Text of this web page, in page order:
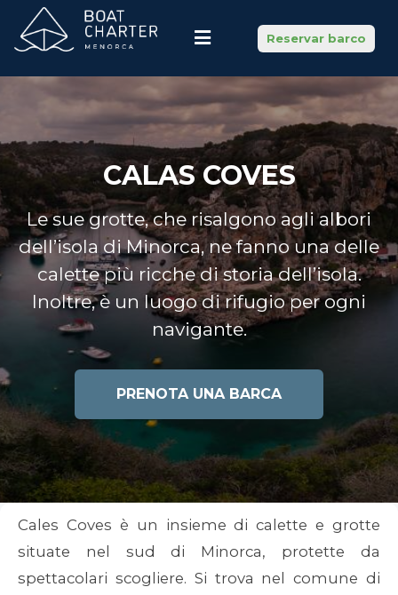
Reservar barco
CALAS COVES
Le sue grotte, che risalgono agli albori
dell’isola di Minorca, ne fanno una delle
calette più ricche di storia dell’isola.
Inoltre, è un luogo di rifugio per ogni
navigante.
PRENOTA UNA BARCA
Cales Coves è un insieme di calette e grotte
situate nel sud di Minorca, protette da
spettacolari scogliere. Si trova nel comune di